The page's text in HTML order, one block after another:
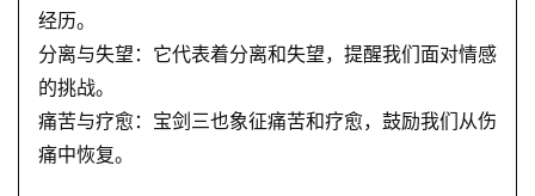
经历。
分离与失望：它代表着分离和失望，提醒我们面对情感
的挑战。
痛苦与疗愈：宝剑三也象征痛苦和疗愈，鼓励我们从伤
痛中恢复。